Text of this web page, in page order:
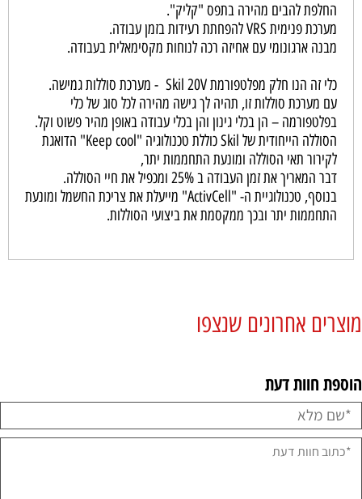
החלפת להבים מהירה בתפס "קליק".
מערכת פנימית VRS להפחתת רעידות בזמן עבודה.
מבנה ארגונומי עם אחיזה רכה לנוחות מקסימאלית בעבודה.
כלי זה הנו חלק מפלטפורמת Skil 20V - מערכת סוללות גמישה.
עם מערכת סוללות זו, תהיה לך גישה מהירה לכל סוג של כלי
בפלטפורמה – הן בכלי גינון והן בכלי עבודה באופן מהיר פשוט וקל.
הסוללה הייחודית של Skil כוללת טכנולוגיה "Keep cool" הדואגת
לקירור תאי הסוללה ומונעת התחממות יתר,
דבר המאריך את זמן העבודה ב 25% ומכפיל את חיי הסוללה.
בנוסף, טכנולוגיית ה- "ActivCell" מייעלת את צריכת החשמל ומונעת
התחממות יתר ובכך ממקסמת את ביצועי הסוללות.
מוצרים אחרונים שנצפו
הוספת חוות דעת